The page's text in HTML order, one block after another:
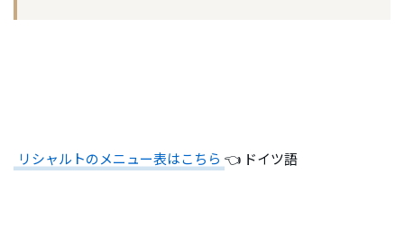
リシャルトのメニュー表はこちら 👈 ドイツ語